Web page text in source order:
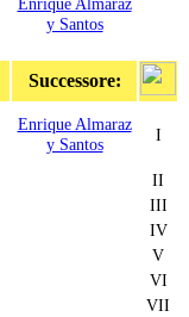
y Santos
Successore:
Enrique Almaraz
y Santos
I
II
III
IV
V
VI
VII